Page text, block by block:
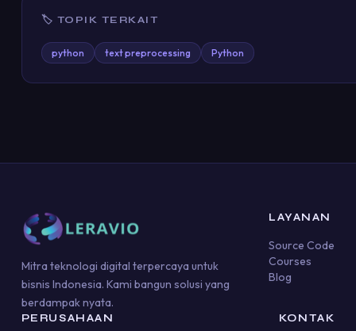
🏷 TOPIK TERKAIT
python text preprocessing Python
Mitra teknologi digital terpercaya untuk
bisnis Indonesia. Kami bangun solusi yang
berdampak nyata.
LAYANAN
Source Code
Courses
Blog
PERUSAHAAN KONTAK